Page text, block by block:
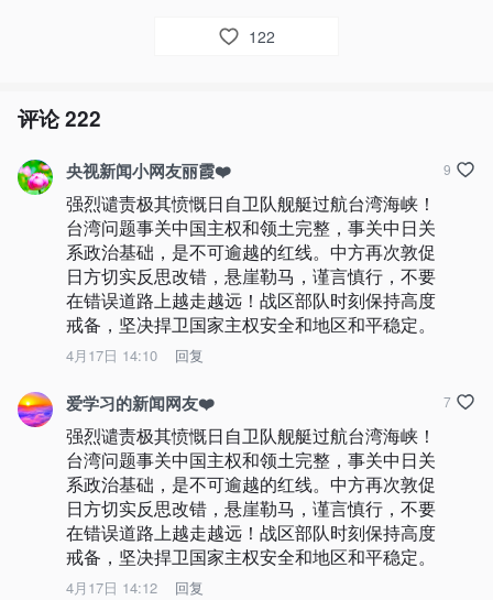
122
评论222
央视新闻小网友丽霞❤️
强烈谴责极其愤慨日自卫队舰艇过航台湾海峡！
台湾问题事关中国主权和领土完整，事关中日关
系政治基础，是不可逾越的红线。中方再次敦促
日方切实反思改错，悬崖勒马，谨言慎行，不要
在错误道路上越走越远！战区部队时刻保持高度
戒备，坚决捍卫国家主权安全和地区和平稳定。
4月17日 14:10 回复
9
爱学习的新闻网友❤️
强烈谴责极其愤慨日自卫队舰艇过航台湾海峡！
台湾问题事关中国主权和领土完整，事关中日关
系政治基础，是不可逾越的红线。中方再次敦促
日方切实反思改错，悬崖勒马，谨言慎行，不要
在错误道路上越走越远！战区部队时刻保持高度
戒备，坚决捍卫国家主权安全和地区和平稳定。
4月17日 14:12 回复
7